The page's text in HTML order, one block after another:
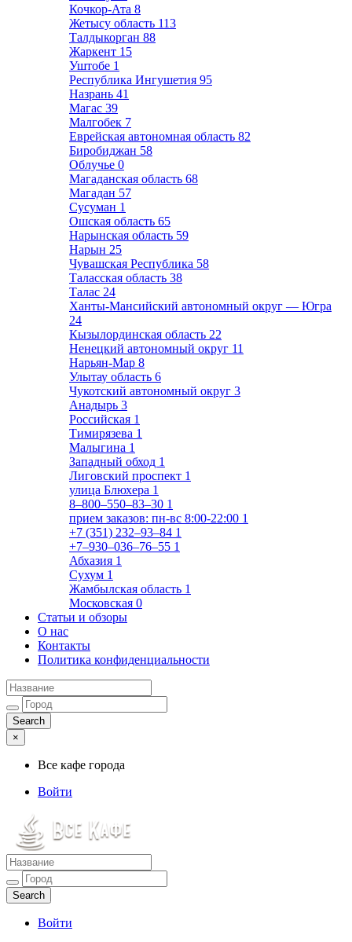
Кочкор-Ата 8
Жетысу область 113
Талдыкорган 88
Жаркент 15
Уштобе 1
Республика Ингушетия 95
Назрань 41
Магас 39
Малгобек 7
Еврейская автономная область 82
Биробиджан 58
Облучье 0
Магаданская область 68
Магадан 57
Сусуман 1
Ошская область 65
Нарынская область 59
Нарын 25
Чувашская Республика 58
Таласская область 38
Талас 24
Ханты-Мансийский автономный округ — Югра
24
Кызылординская область 22
Ненецкий автономный округ 11
Нарьян-Мар 8
Улытау область 6
Чукотский автономный округ 3
Анадырь 3
Российская 1
Тимирязева 1
Малыгина 1
Западный обход 1
Лиговский проспект 1
улица Блюхера 1
8‒800‒550‒83‒30 1
прием заказов: пн-вс 8:00-22:00 1
+7 (351) 232‒93‒84 1
+7‒930‒036‒76‒55 1
Абхазия 1
Сухум 1
Жамбылская область 1
Московская 0
Статьи и обзоры
О нас
Контакты
Политика конфиденциальности
×
Все кафе города
Войти
Все кафе города
Каталог хороших кафе
Войти